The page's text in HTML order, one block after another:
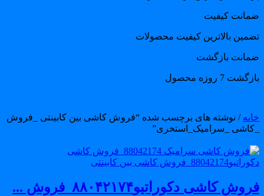
کیفیت
بالاترین کیفیت محصولات
بازگشت
7 روزه محصول
/ نوشته های برچسب شده “فروش کاشی بین کابینتی _فروش
_سرامیک_استخری”
کاشی دکوراتیو۸۸۰۴۲۱۷۴_فروش ...